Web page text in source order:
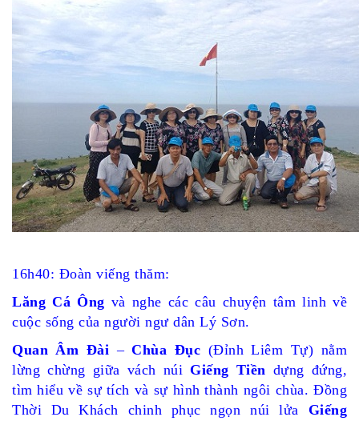
16h40: Đoàn viếng thăm:
Lăng Cá Ông và nghe các câu chuyện tâm linh về
cuộc sống của người ngư dân Lý Sơn.
Quan Âm Đài –Chùa Đục (Đỉnh Liêm Tự) nằm
lừng chừng giữa vách núi Giếng Tiền dựng đứng,
tìm hiểu về sự tích và sự hình thành ngôi chùa. Đồng
Thời Du Khách chinh phục ngọn núi lửa Giếng